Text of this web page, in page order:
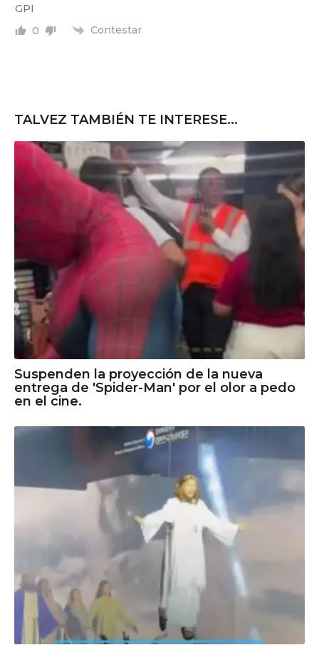
GPI
0 Contestar
TALVEZ TAMBIÉN TE INTERESE...
Suspenden la proyección de la nueva
entrega de 'Spider-Man' por el olor a pedo
en el cine.